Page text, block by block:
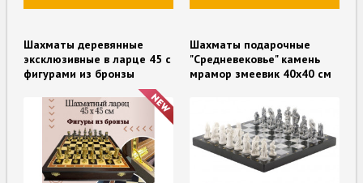
Шахматы деревянные
эксклюзивные в ларце 45 с
фигурами из бронзы
Шахматы подарочные
"Средневековье" камень
мрамор змеевик 40х40 см